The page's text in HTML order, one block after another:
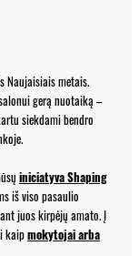
Naujaisiais metais.
gerą nuotaiką –
siekdami bendro
iniciatyva Shaping
iš viso pasaulio
juos kirpėjų amato. Į
kaipmokytojai arba